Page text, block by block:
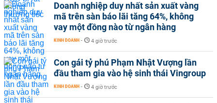
Doanh nghiệp duy nhất sản xuất vàng
mã trên sàn báo lãi tăng 64%, không
vay một đồng nào từ ngân hàng
KINH DOANH - 4 giờ trước
Con gái tỷ phú Phạm Nhật Vượng lần
đầu tham gia vào hệ sinh thái Vingroup
KINH DOANH - 4 giờ trước